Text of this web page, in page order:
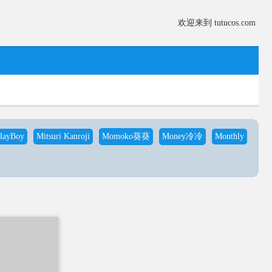
欢迎来到 tutucos.com
Mitsuri Kanroji Momoko葵葵 Money冷冷 Monthly